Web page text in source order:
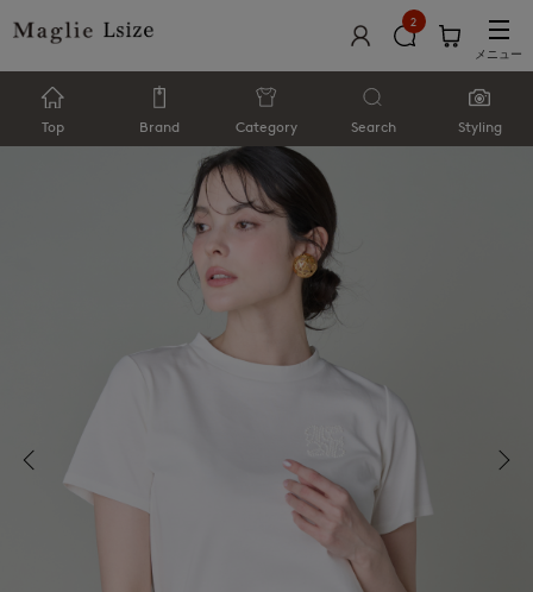
2
メニュー
Top Brand Category Search Styling